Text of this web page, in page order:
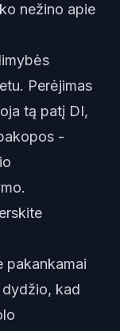
nežino apie
Perėjimas
tą patį DI,
-
pakankamai
kad